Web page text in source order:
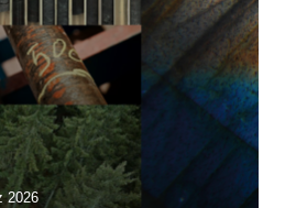
2026